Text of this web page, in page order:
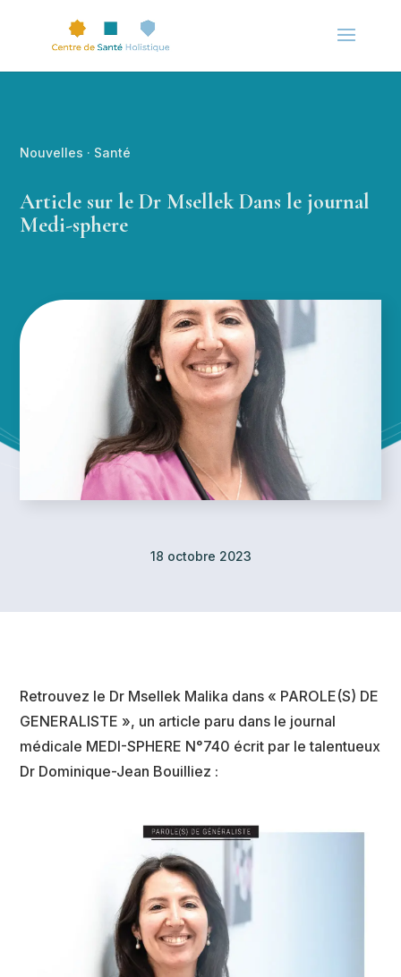
Nouvelles · Santé
Article sur le Dr Msellek Dans le journal
Medi-sphere
18 octobre 2023
Retrouvez le Dr Msellek Malika dans « PAROLE(S) DE
GENERALISTE », un article paru dans le journal
médicale MEDI-SPHERE N°740 écrit par le talentueux
Dr Dominique-Jean Bouilliez :